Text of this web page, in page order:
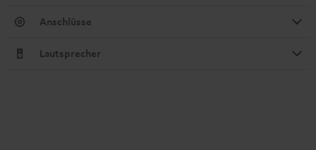
Anschlüsse
Lautsprecher